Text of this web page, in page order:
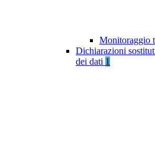
Monitoraggio
Dichiarazioni
dei dati 1